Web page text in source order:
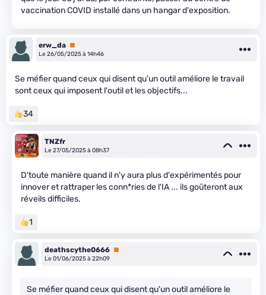
vaccination COVID installé dans un hangar d'exposition.
erw_da Premium
Le 26/05/2025 à 14h46
Se méfier quand ceux qui disent qu'un outil améliore le travail
sont ceux qui imposent l'outil et les objectifs...
34
TNZfr
Le 27/05/2025 à 08h37
D'toute manière quand il n'y aura plus d'expérimentés pour
innover et rattraper les conn*ries de l'IA ... ils goûteront aux
réveils difficiles.
1
deathscythe0666 Premium
Le 01/06/2025 à 22h09
Se méfier quand ceux qui disent qu'un outil améliore le